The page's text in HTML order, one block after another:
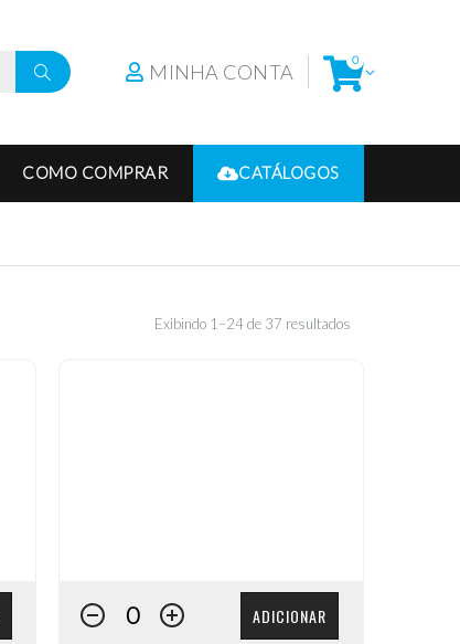
MINHA CONTA 0
COMO COMPRAR CATÁLOGOS
Exibindo 1–24 de 37 resultados
ADICIONAR